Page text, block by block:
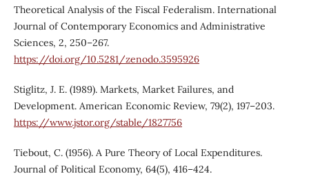
Theoretical Analysis of the Fiscal Federalism. International
Journal of Contemporary Economics and Administrative
Sciences, 2, 250–267.
https://doi.org/10.5281/zenodo.3595926
Stiglitz, J. E. (1989). Markets, Market Failures, and
Development. American Economic Review, 79(2), 197–203.
https://www.jstor.org/stable/1827756
Tiebout, C. (1956). A Pure Theory of Local Expenditures.
Journal of Political Economy, 64(5), 416–424.